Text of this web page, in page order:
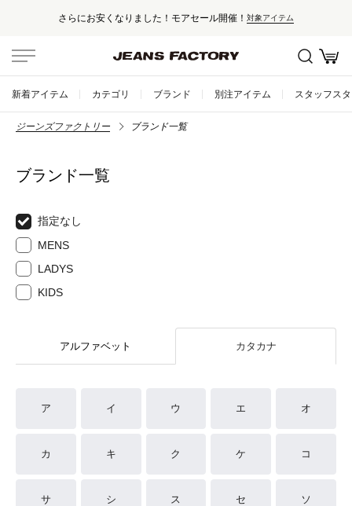
さらにお安くなりました！モアセール開催！ 対象アイテム
新着アイテム カテゴリ ブランド 別注アイテム スタッフス
ジーンズファクトリー ブランド一覧
ブランド一覧
指定なし
MENS
LADYS
KIDS
アルファベット カタカナ
ア イ ウ エ オ
カ キ ク ケ コ
サ シ ス セ ソ